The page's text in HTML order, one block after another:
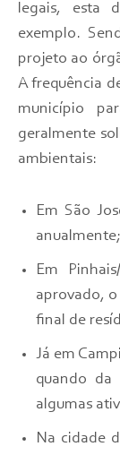
legais, esta
exemplo.
projeto ao
A frequência
município
geralmente
ambientais:
Em São
anualmente;
Em
aprovado,
final de
Já em
quando da
algumas
Na cidade